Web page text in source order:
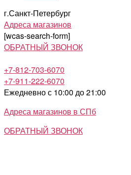
г.Санкт-Петербург
Адреса магазинов
[wcas-search-form]
ОБРАТНЫЙ ЗВОНОК
+7-812-703-6070
+7-911-222-6070
Ежедневно с 10:00 до 21:00
Адреса магазинов в СПб
ОБРАТНЫЙ ЗВОНОК